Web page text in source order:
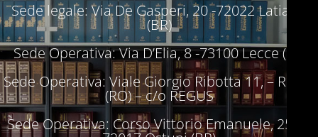
Sede legale: Via De Gasperi, 20 -72022 Latiano
(BR)
Sede Operativa: Via D’Elia, 8 -73100 Lecce (LE)
Sede Operativa: Viale Giorgio Ribotta 11, – Roma
(RO) – c/o REGUS
Sede Operativa: Corso Vittorio Emanuele, 250 –